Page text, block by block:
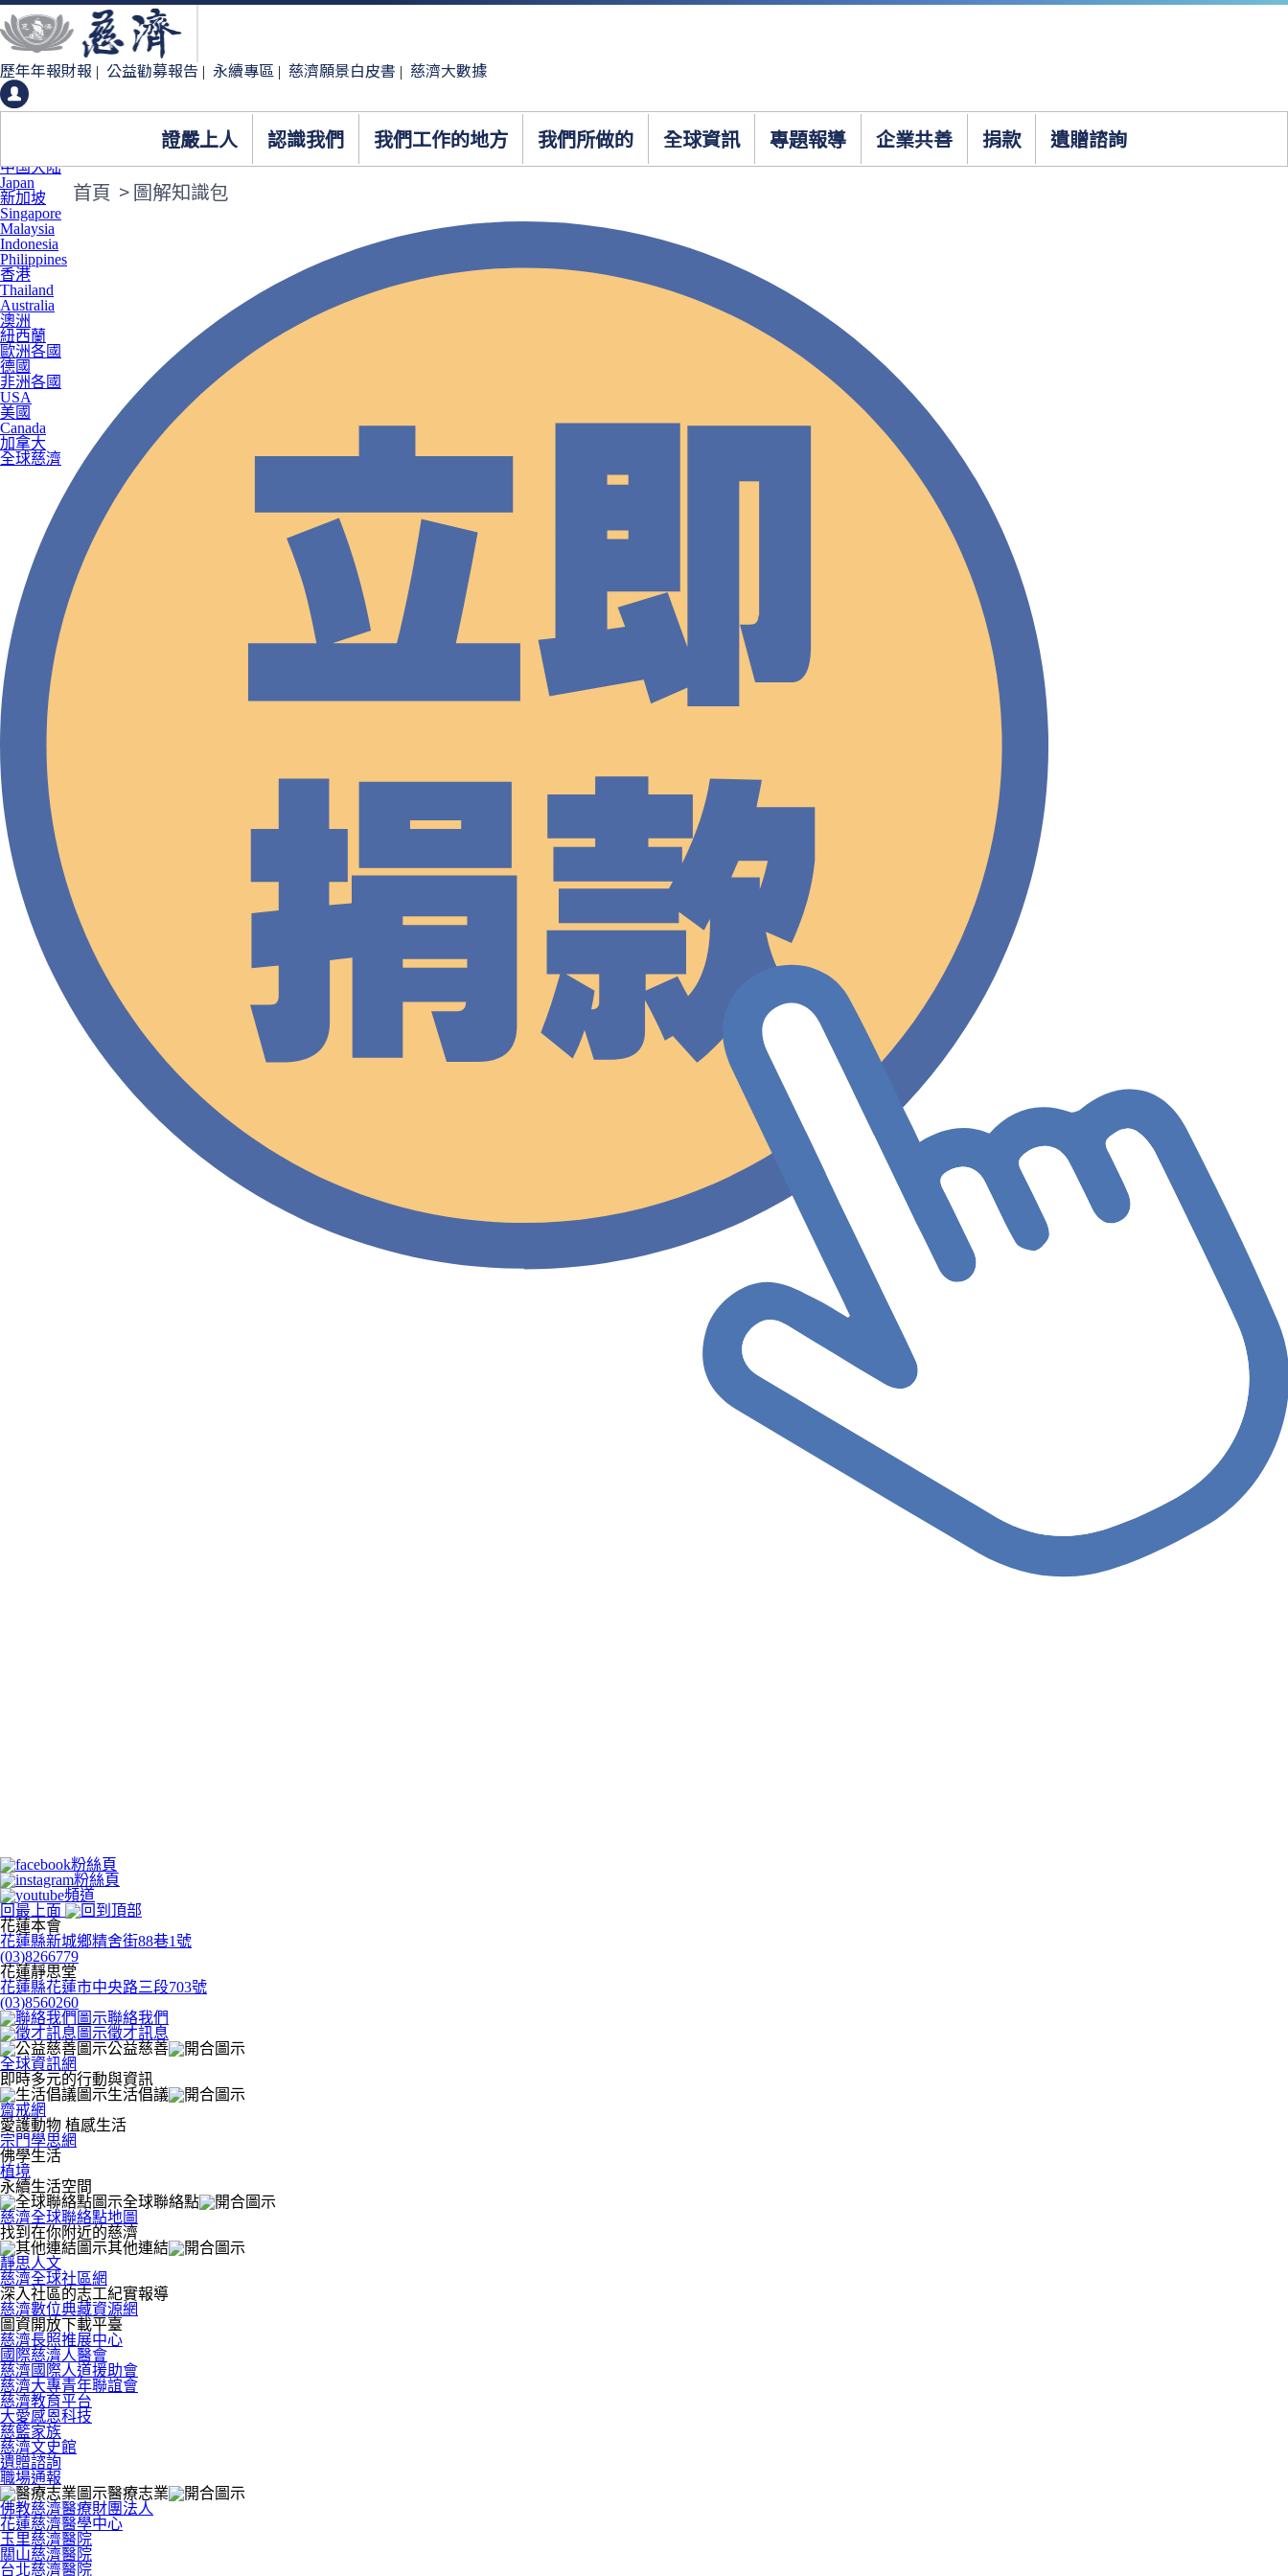
歷年年報財報 | 公益勸募報告 | 永續專區 | 慈濟願景白皮書 | 慈濟大數據
中国大陆
Japan
新加坡
Singapore
Malaysia
Indonesia
Philippines
香港
Thailand
Australia
澳洲
紐西蘭
歐洲各國
德國
非洲各國
USA
美國
Canada
加拿大
全球慈濟
證嚴上人 認識我們 我們工作的地方 我們所做的 全球資訊 專題報導 企業共善 捐款
遺贈諮詢
首頁 >圖解知識包
回最上面
花蓮本會
花蓮縣新城鄉精舍街88巷1號
(03)8266779
花蓮靜思堂
花蓮縣花蓮市中央路三段703號
(03)8560260
聯絡我們
徵才訊息
公益慈善
全球資訊網
即時多元的行動與資訊
生活倡議
齋戒網
愛護動物 植感生活
宗門學思網
佛學生活
植境
永續生活空間
全球聯絡點
慈濟全球聯絡點地圖
找到在你附近的慈濟
其他連結
靜思人文
慈濟全球社區網
深入社區的志工紀實報導
慈濟數位典藏資源網
圖資開放下載平臺
慈濟長照推展中心
國際慈濟人醫會
慈濟國際人道援助會
慈濟大專青年聯誼會
慈濟教育平台
大愛感恩科技
慈籃家族
慈濟文史館
遺贈諮詢
職場通報
醫療志業
佛教慈濟醫療財團法人
花蓮慈濟醫學中心
玉里慈濟醫院
關山慈濟醫院
台北慈濟醫院